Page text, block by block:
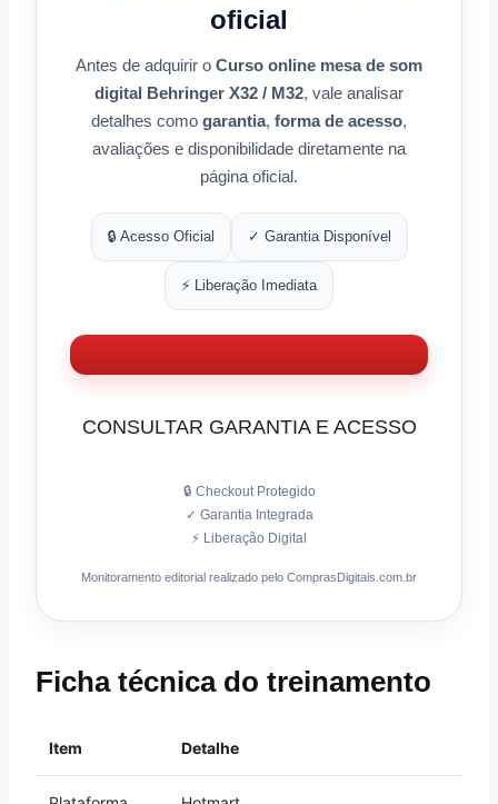
oficial
Antes de adquirir o Curso online mesa de som
digital Behringer X32 / M32, vale analisar
detalhes como garantia, forma de acesso,
avaliações e disponibilidade diretamente na
página oficial.
🔒 Acesso Oficial ✓ Garantia Disponível
⚡ Liberação Imediata
CONSULTAR GARANTIA E ACESSO
🔒 Checkout Protegido
✓ Garantia Integrada
⚡ Liberação Digital
Monitoramento editorial realizado pelo ComprasDigitais.com.br
Ficha técnica do treinamento
Item Detalhe